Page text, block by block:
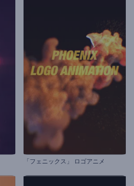
「フェニックス」 ロゴアニメ